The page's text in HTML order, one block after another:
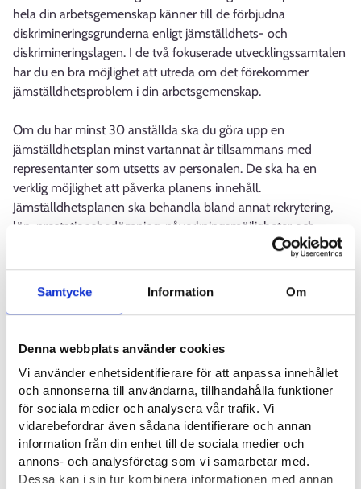
Samtycke Information Om
Denna webbplats använder cookies
Vi använder enhetsidentifierare för att anpassa innehållet
och annonserna till användarna, tillhandahålla funktioner
för sociala medier och analysera vår trafik. Vi
vidarebefordrar även sådana identifierare och annan
information från din enhet till de sociala medier och
annons- och analysföretag som vi samarbetar med.
Dessa kan i sin tur kombinera informationen med annan
hela din arbetsgemenskap känner till de förbjudna
diskrimineringsgrunderna enligt jämställdhets- och
diskrimineringslagen. I de två fokuserade utvecklingssamtalen
har du en bra möjlighet att utreda om det förekommer
jämställdhetsproblem i din arbetsgemenskap.
Om du har minst 30 anställda ska du göra upp en
jämställdhetsplan minst vartannat år tillsammans med
representanter som utsetts av personalen. De ska ha en
verklig möjlighet att påverka planens innehåll.
Jämställdhetsplanen ska behandla bland annat rekrytering,
lön, prestationsbedömning, påverkningsmöjligheter och
arbetshälsa. Det räcker inte med en plan, utan som
jämställdhetsplanen blir en del av arbetsgemenskapens
praxis. Kom också ihåg att uppdatera planen och se till att
Lag om jämställdhet mellan kvinnor och män (finlex.fi)⁠
Diskrimineringslag (finlex.fi)⁠
Diskrimineringsgrunder (yhdenvertaisuusvaltuutettu.fi)⁠